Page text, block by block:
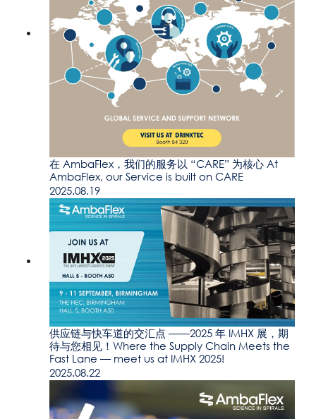
在 AmbaFlex，我们的服务以 “CARE” 为核心 At
AmbaFlex, our Service is built on CARE
2025.08.19
供应链与快车道的交汇点 ——2025 年 IMHX 展，期
待与您相见！Where the Supply Chain Meets the
Fast Lane — meet us at IMHX 2025!
2025.08.22